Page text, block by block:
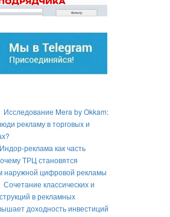
Исследование Mera by Okkam:
рекламу в торговых и
Индор-реклама как часть
ТРЦ становятся
наружной цифровой рекламы
Сочетание классических и
в рекламных
доходность инвестиций